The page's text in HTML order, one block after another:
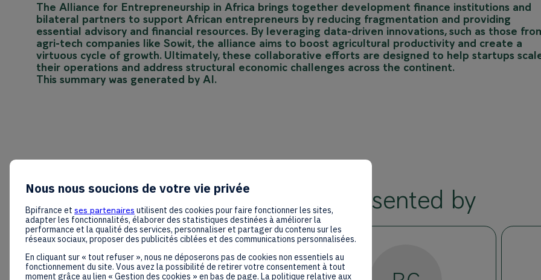
The Alliance for Entrepreneurship in Africa brings together development finance institutions and
bilateral partners to support African entrepreneurs by reducing fragmentation and providing
essential advisory and financial resources. By leveraging data-driven innovations, such as those
agri-tech companies like Sowit, the alliance aims to boost agricultural productivity and create a
virtuous cycle of growth. Ultimately, these collaborative efforts are designed to help startups
their operations and address structural economic challenges across the continent.
This summary was generated by AI.
Presented by
Nous nous soucions de votre vie privée
Bpifrance et ses partenaires utilisent des cookies pour faire fonctionner les sites,
adapter les fonctionnalités, élaborer des statistiques destinées à améliorer la
performance et la qualité des services, personnaliser et partager du contenu sur les
réseaux sociaux, proposer des publicités ciblées et des communications personnalisées.
En cliquant sur « tout refuser », nous ne déposerons pas de cookies non essentiels au
fonctionnement du site. Vous avez la possibilité de retirer votre consentement à tout
moment grâce au lien « Gestion des cookies » en bas de page. La politique relative aux